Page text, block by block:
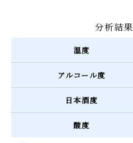
分析結果
温度
アルコール度
日本酒度
酸度